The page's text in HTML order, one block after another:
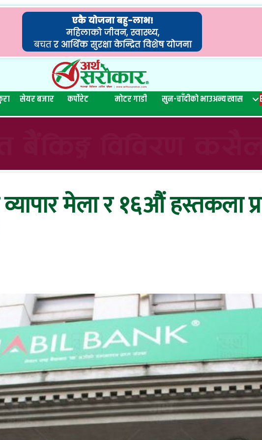
सेयर बजार कर्पोरेट मोटर गाडी सुन-चाँदीको भाउअन्य खास
मेला र १६औं हस्तकला